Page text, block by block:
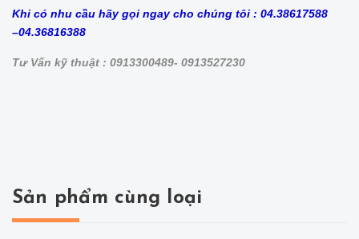
Khi có nhu cầu hãy gọi ngay cho chúng tôi : 04.38617588
–04.36816388
Tư Vấn kỹ thuật : 0913300489- 0913527230
Sản phẩm cùng loại